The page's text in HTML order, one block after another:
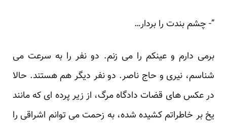
”- چشم بندت را بردار…
برمی دارم و عینکم را می زنم. دو نفر را به سرعت می
شناسم، نیری و حاج ناصر. دو نفر دیگر هم هستند. حالا
در عکس های قضات دادگاه مرگ، از زیر پرده ای که مانند
یخ بر خاطراتم کشیده شده، به زحمت می توانم اشراقی را